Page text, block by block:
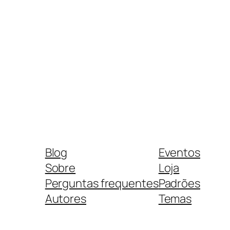
Blog
Sobre
Perguntas frequentes
Autores
Eventos
Loja
Padrões
Temas